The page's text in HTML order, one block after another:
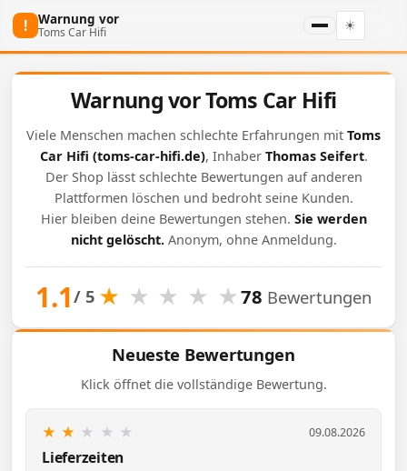
! Warnung vor
Toms Car Hifi ☀
Warnung vor Toms Car Hifi
Viele Menschen machen schlechte Erfahrungen mit Toms
Car Hifi (toms-car-hifi.de), Inhaber Thomas Seifert.
Der Shop lässt schlechte Bewertungen auf anderen
Plattformen löschen und bedroht seine Kunden.
Hier bleiben deine Bewertungen stehen. Sie werden
nicht gelöscht.Anonym, ohne Anmeldung.
1.1/ 5 ★ ★ ★ ★ ★78 Bewertungen
Neueste Bewertungen
Klick öffnet die vollständige Bewertung.
★ ★ ★ ★ ★ 09.08.2026
Lieferzeiten